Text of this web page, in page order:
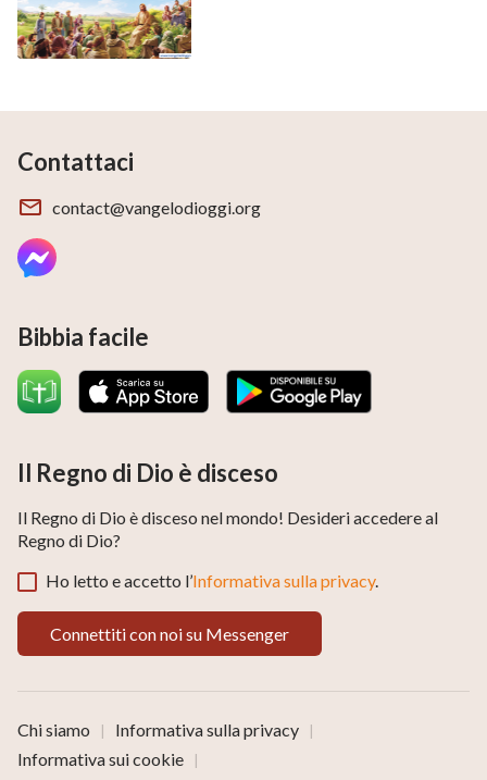
Contattaci
contact@vangelodioggi.org
Bibbia facile
Il Regno di Dio è disceso
Il Regno di Dio è disceso nel mondo! Desideri accedere al
Regno di Dio?
Ho letto e accetto l’Informativa sulla privacy.
Connettiti con noi su Messenger
Chi siamo | Informativa sulla privacy |
Informativa sui cookie |